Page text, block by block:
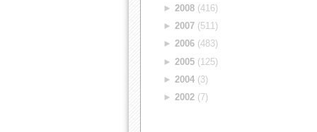
►2008 (416)
►2007 (511)
►2006 (483)
►2005 (125)
►2004 (3)
►2002 (7)